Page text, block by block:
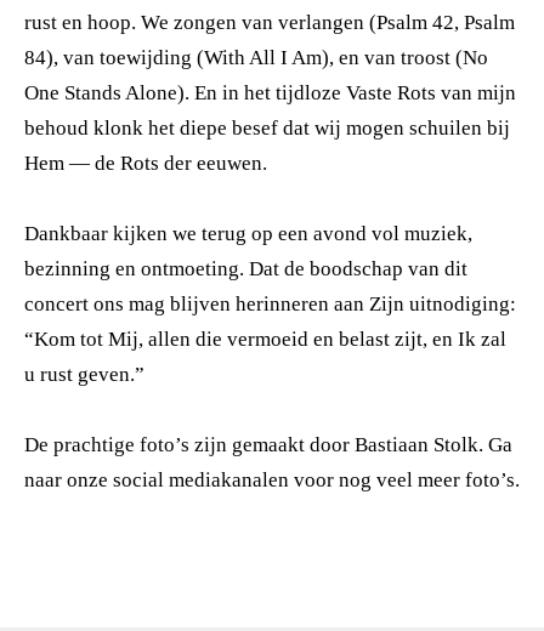
rust en hoop. We zongen van verlangen (Psalm 42, Psalm
84), van toewijding (With All I Am), en van troost (No
One Stands Alone). En in het tijdloze Vaste Rots van mijn
behoud klonk het diepe besef dat wij mogen schuilen bij
Hem — de Rots der eeuwen.
Dankbaar kijken we terug op een avond vol muziek,
bezinning en ontmoeting. Dat de boodschap van dit
concert ons mag blijven herinneren aan Zijn uitnodiging:
“Kom tot Mij, allen die vermoeid en belast zijt, en Ik zal
u rust geven.”
De prachtige foto’s zijn gemaakt door Bastiaan Stolk. Ga
naar onze social mediakanalen voor nog veel meer foto’s.